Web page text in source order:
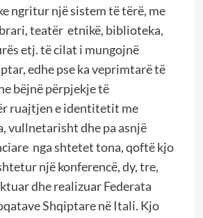
ngritur një sistem të tërë, me
teatër etnikë, biblioteka,
etj. të cilat i mungojnë
edhe pse ka veprimtarë të
bëjnë përpjekje të
ruajtjen e identitetit me
vullnetarisht dhe pa asnjë
nga shtetet tona, qoftë kjo
një konferencë, dy, tre,
dhe realizuar Federata
Shqiptare në Itali. Kjo